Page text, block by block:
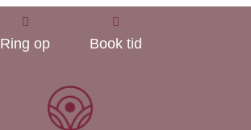
Ring op Book tid